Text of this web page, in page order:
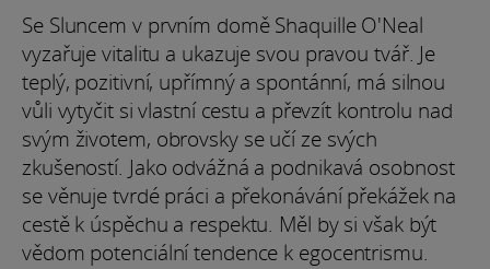
Se Sluncem v prvním domě Shaquille O'Neal
vyzařuje vitalitu a ukazuje svou pravou tvář. Je
teplý, pozitivní, upřímný a spontánní, má silnou
vůli vytyčit si vlastní cestu a převzít kontrolu nad
svým životem, obrovsky se učí ze svých
zkušeností. Jako odvážná a podnikavá osobnost
se věnuje tvrdé práci a překonávání překážek na
cestě k úspěchu a respektu. Měl by si však být
vědom potenciální tendence k egocentrismu.